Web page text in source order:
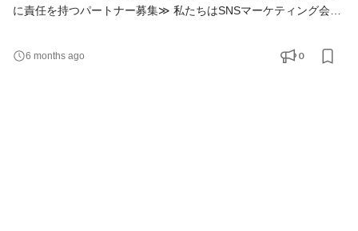
に責任を持つパートナー募集≫ 私たちはSNSマーケティング会社
社の採用広報を 戦略から実行まで担っていただける方を募集しま
6 months ago 0